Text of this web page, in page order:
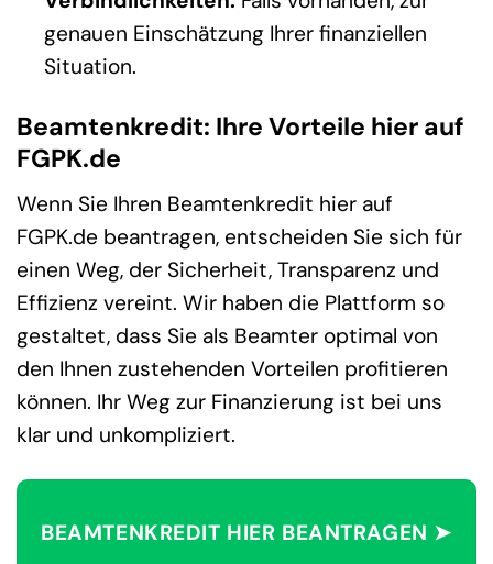
genauen Einschätzung Ihrer finanziellen
Situation.
Beamtenkredit: Ihre Vorteile hier auf
FGPK.de
Wenn Sie Ihren Beamtenkredit hier auf
FGPK.de beantragen, entscheiden Sie sich für
einen Weg, der Sicherheit, Transparenz und
Effizienz vereint. Wir haben die Plattform so
gestaltet, dass Sie als Beamter optimal von
den Ihnen zustehenden Vorteilen profitieren
können. Ihr Weg zur Finanzierung ist bei uns
klar und unkompliziert.
BEAMTENKREDIT HIER BEANTRAGEN ➤